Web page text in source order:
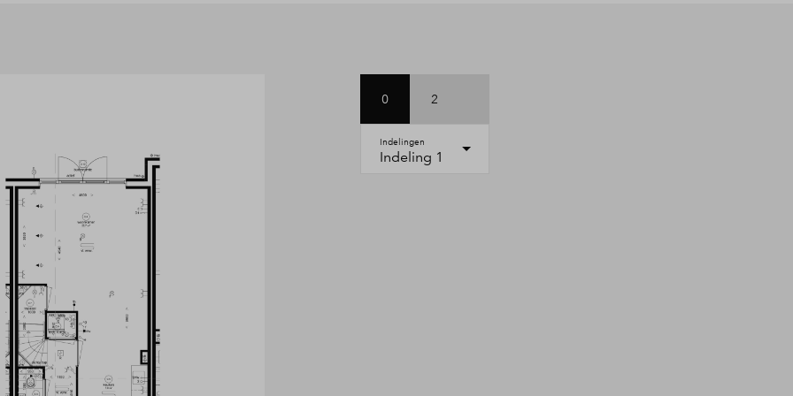
0 2
Indelingen
Indeling 1